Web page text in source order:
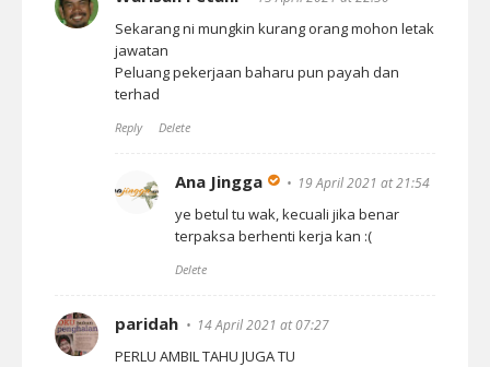
Sekarang ni mungkin kurang orang mohon letak
jawatan
Peluang pekerjaan baharu pun payah dan
terhad
Reply Delete
Ana Jingga 19 April 2021 at 21:54
ye betul tu wak, kecuali jika benar
terpaksa berhenti kerja kan :(
Delete
paridah 14 April 2021 at 07:27
PERLU AMBIL TAHU JUGA TU